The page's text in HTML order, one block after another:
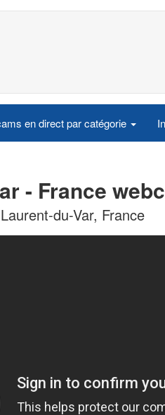
en direct par catégorie
- France
du-Var, France